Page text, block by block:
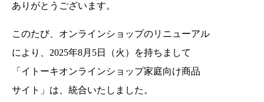
ありがとうございます。
このたび、オンラインショップのリニューアル
により、2025年8月5日（火）を持ちまして
「イトーキオンラインショップ家庭向け商品
サイト」は、統合いたしました。